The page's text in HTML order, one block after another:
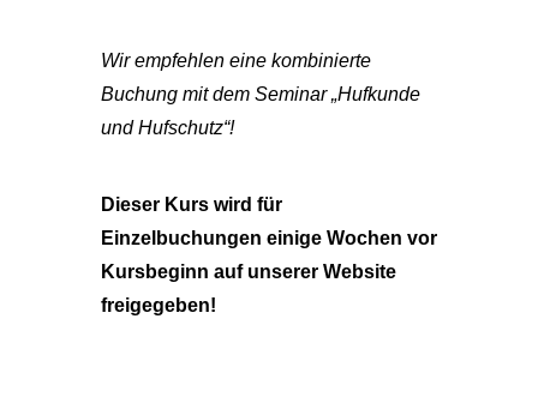
Wir empfehlen eine kombinierte
Buchung mit dem Seminar „Hufkunde
und Hufschutz“!
Dieser Kurs wird für
Einzelbuchungen einige Wochen vor
Kursbeginn auf unserer Website
freigegeben!